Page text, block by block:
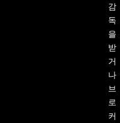
감
독
을
받
거
나
브
로
커